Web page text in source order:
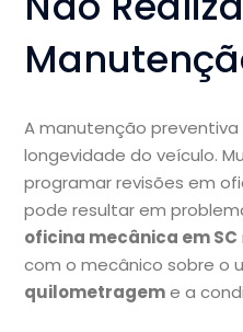
A manutenção
longevidade do veículo.
programar revisões em
pode resultar em
oficina mecânica em SC
com o mecânico sobre o
quilometrageme a